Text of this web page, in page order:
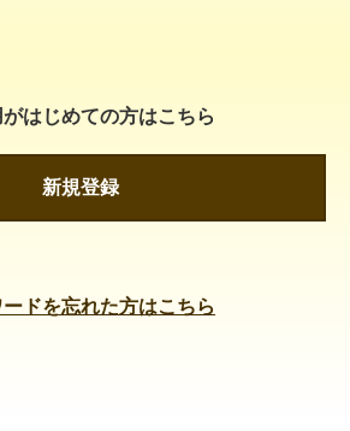
がはじめての方はこちら
新規登録
ドを忘れた方はこちら